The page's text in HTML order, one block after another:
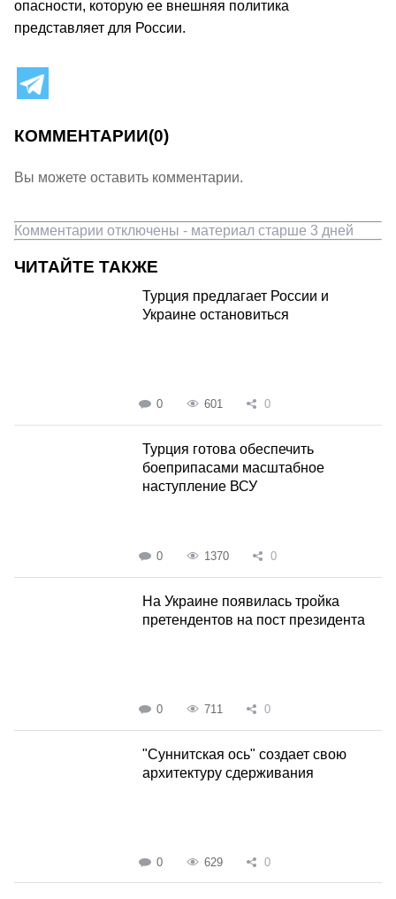
опасности, которую ее внешняя политика
представляет для России.
КОММЕНТАРИИ(0)
Вы можете оставить комментарии.
Комментарии отключены - материал старше 3 дней
ЧИТАЙТЕ ТАКЖЕ
Турция предлагает России и
Украине остановиться
0 601 0
Турция готова обеспечить
боеприпасами масштабное
наступление ВСУ
0 1370 0
На Украине появилась тройка
претендентов на пост президента
0 711 0
"Суннитская ось" создает свою
архитектуру сдерживания
0 629 0